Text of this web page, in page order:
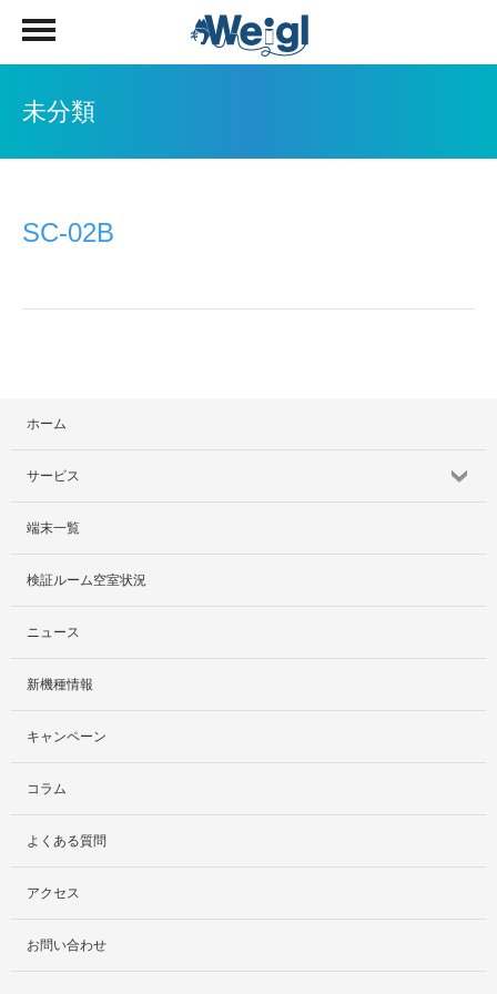
未分類
SC‐02B
ホーム
サービス
サービス紹介
社外貸出プラン
検証ルーム
料金プラン
レンタルルームプラン
お手軽検証パック
端末一覧
検証ルーム空室状況
ニュース
新機種情報
キャンペーン
コラム
よくある質問
アクセス
お問い合わせ